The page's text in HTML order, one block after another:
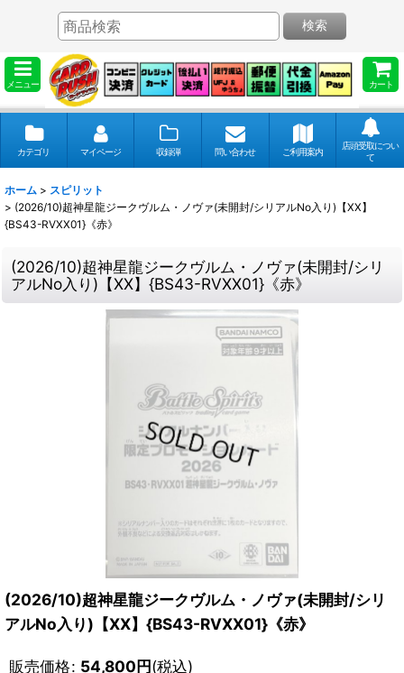
メニュー カート
検索
カテゴリ マイページ 収録弾 問い合わせ ご利用案内
店頭受取につい
て
ホーム > スピリット
> (2026/10)超神星龍ジークヴルム・ノヴァ(未開封/シリアルNo入り)【XX】
{BS43-RVXX01}《赤》
(2026/10)超神星龍ジークヴルム・ノヴァ(未開封/シリ
アルNo入り)【XX】{BS43-RVXX01}《赤》
(2026/10)超神星龍ジークヴルム・ノヴァ(未開封/シリ
アルNo入り)【XX】{BS43-RVXX01}《赤》
販売価格: 54,800円(税込)